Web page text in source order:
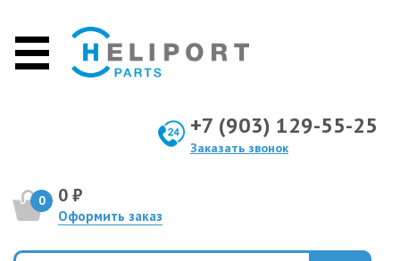
+7 (903) 129-55-25
Заказать звонок
0 0 ₽
Оформить заказ